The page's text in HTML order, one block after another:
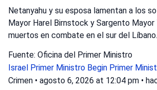
Netanyahu y su esposa lamentan a los
Mayor Harel Birnstock y Sargento Mayor
muertos en combate en el sur del Líbano.
Fuente: Oficina del Primer Ministro
Israel Primer Ministro Begin Primer
Crimen • agosto 6, 2026 at 12:04 pm •